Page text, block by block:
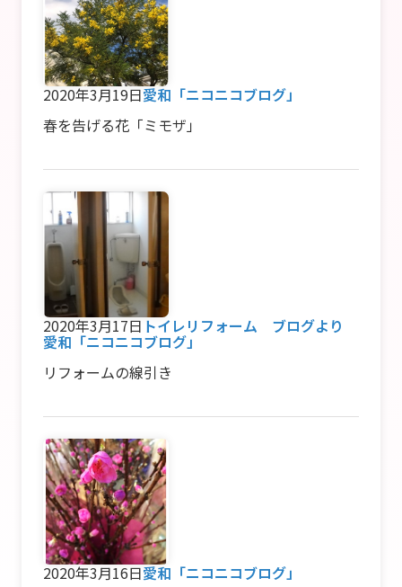
2020年3月19日愛和「ニコニコブログ」
春を告げる花「ミモザ」
2020年3月17日 トイレリフォーム ブログより
愛和「ニコニコブログ」
リフォームの線引き
2020年3月16日愛和「ニコニコブログ」